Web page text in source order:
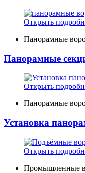
Открыть
Панорамные
Панорамные
Открыть
Панорамные
Установка
Открыть
Промышленные